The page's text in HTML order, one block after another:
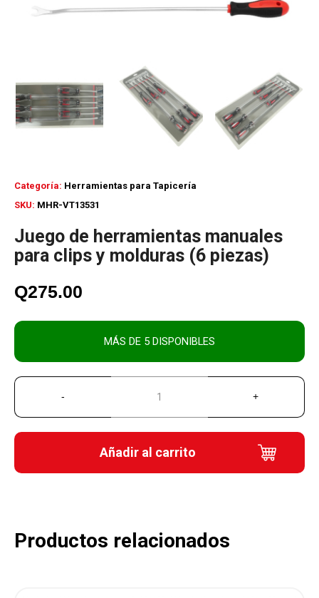
SKU: MHR-VT13531
Categoría: Herramientas para Tapicería
Juego de herramientas manuales
para clips y molduras (6 piezas)
Q275.00
MÁS DE 5 DISPONIBLES
Añadir al carrito
Productos relacionados